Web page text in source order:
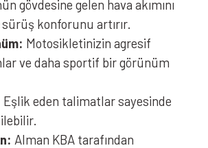
gövdesine gelen hava akımını
konforunu artırır.
Motosikletinizin agresif
ve daha sportif bir görünüm
Eşlik eden talimatlar sayesinde
Alman KBA tarafından